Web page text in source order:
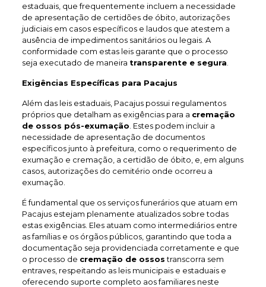
estaduais, que frequentemente incluem a necessidade
de apresentação de certidões de óbito, autorizações
judiciais em casos específicos e laudos que atestem a
ausência de impedimentos sanitários ou legais. A
conformidade com estas leis garante que o processo
seja executado de maneira transparente e segura
Exigências Específicas para Pacajus
Além das leis estaduais, Pacajus possui regulamentos
próprios que detalham as exigências para a cremação
de ossos pós-exumação . Estes podem incluir a
necessidade de apresentação de documentos
específicos junto à prefeitura, como o requerimento de
exumação e cremação, a certidão de óbito, e, em alguns
casos, autorizações do cemitério onde ocorreu a
exumação.
É fundamental que os serviços funerários que atuam em
Pacajus estejam plenamente atualizados sobre todas
estas exigências. Eles atuam como intermediários entre
as famílias e os órgãos públicos, garantindo que toda a
documentação seja providenciada corretamente e que
o processo de cremação de ossostranscorra sem
entraves, respeitando as leis municipais e estaduais e
oferecendo suporte completo aos familiares neste